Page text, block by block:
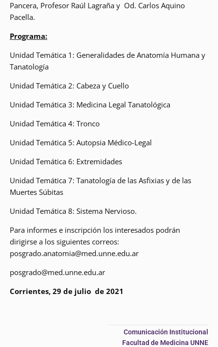
Pancera, Profesor Raúl Lagraña y Od. Carlos Aquino
Pacella.
Programa:
Unidad Temática 1: Generalidades de Anatomía Humana y
Tanatología
Unidad Temática 2: Cabeza y Cuello
Unidad Temática 3: Medicina Legal Tanatológica
Unidad Temática 4: Tronco
Unidad Temática 5: Autopsia Médico-Legal
Unidad Temática 6: Extremidades
Unidad Temática 7: Tanatología de las Asfixias y de las
Muertes Súbitas
Unidad Temática 8: Sistema Nervioso.
Para informes e inscripción los interesados podrán
dirigirse a los siguientes correos:
posgrado.anatomia@med.unne.edu.ar
posgrado@med.unne.edu.ar
Corrientes, 29 de julio de 2021
Comunicación Institucional
Facultad de Medicina UNNE